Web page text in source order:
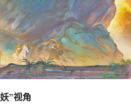
”视角